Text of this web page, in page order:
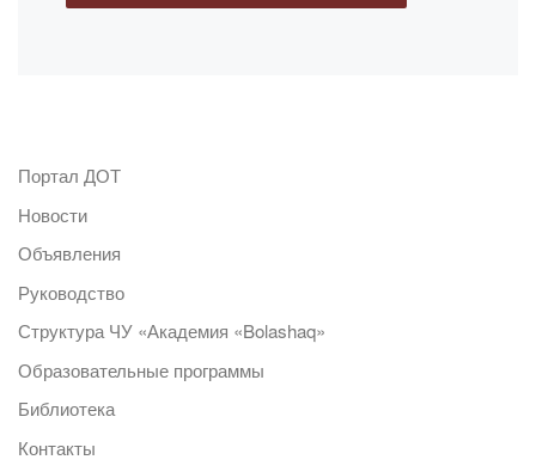
Портал ДОТ
Новости
Объявления
Руководство
Структура ЧУ «Академия «Bolashaq»
Образовательные программы
Библиотека
Контакты